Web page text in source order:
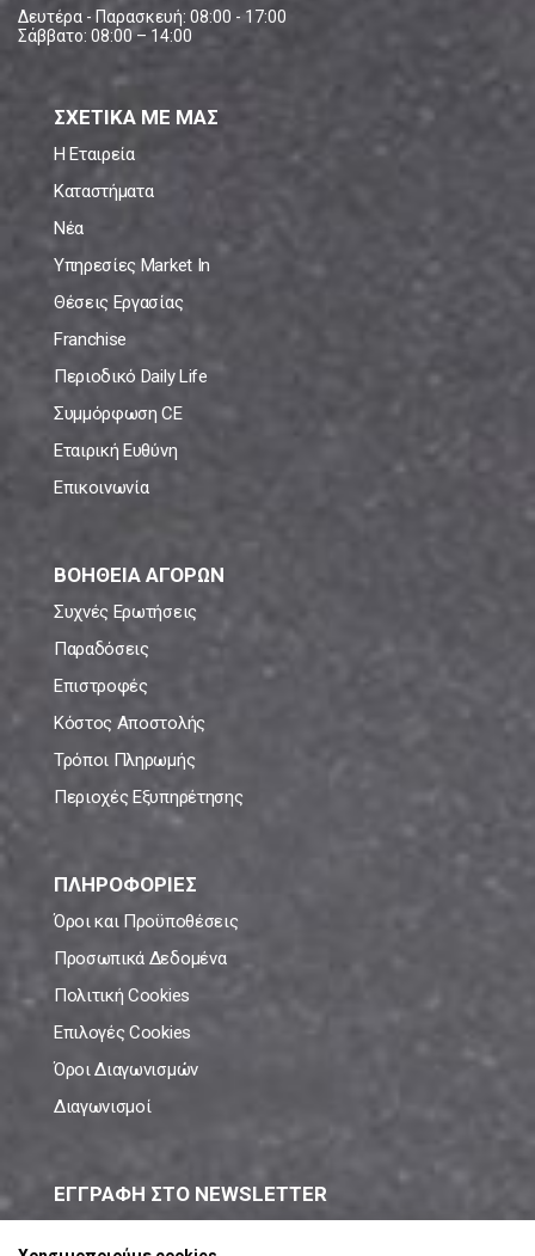
Δευτέρα - Παρασκευή: 08:00 - 17:00
Σάββατο: 08:00 – 14:00
ΣΧΕΤΙΚΑ ΜΕ ΜΑΣ
Η Εταιρεία
Καταστήματα
Νέα
Υπηρεσίες Market In
Θέσεις Εργασίας
Franchise
Περιοδικό Daily Life
Συμμόρφωση CE
Εταιρική Ευθύνη
Επικοινωνία
ΒΟΗΘΕΙΑ ΑΓΟΡΩΝ
Συχνές Ερωτήσεις
Παραδόσεις
Επιστροφές
Κόστος Αποστολής
Τρόποι Πληρωμής
Περιοχές Εξυπηρέτησης
ΠΛΗΡΟΦΟΡΙΕΣ
Όροι και Προϋποθέσεις
Προσωπικά Δεδομένα
Πολιτική Cookies
Επιλογές Cookies
Όροι Διαγωνισμών
Διαγωνισμοί
ΕΓΓΡΑΦΗ ΣΤΟ NEWSLETTER